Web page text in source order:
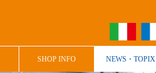
SHOP INFO NEWS・TOPIX